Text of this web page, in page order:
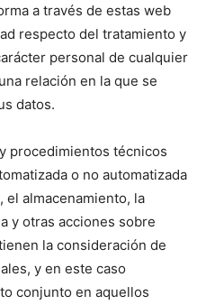
a través de estas web
respecto del tratamiento y
personal de cualquier
relación en la que se
datos.
procedimientos técnicos
o no automatizada
almacenamiento, la
y otras acciones sobre
la consideración de
y en este caso
conjunto en aquellos